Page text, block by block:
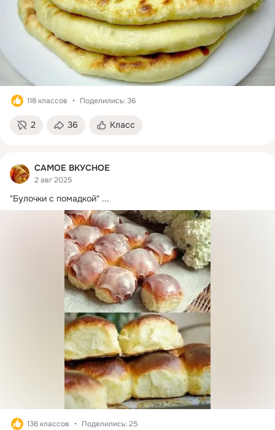
118 классов Поделились: 36
2 36 Класс
САМОЕ ВКУСНОЕ
2 авг 2025
"Булочки с помадкой" ...
136 классов Поделились: 25